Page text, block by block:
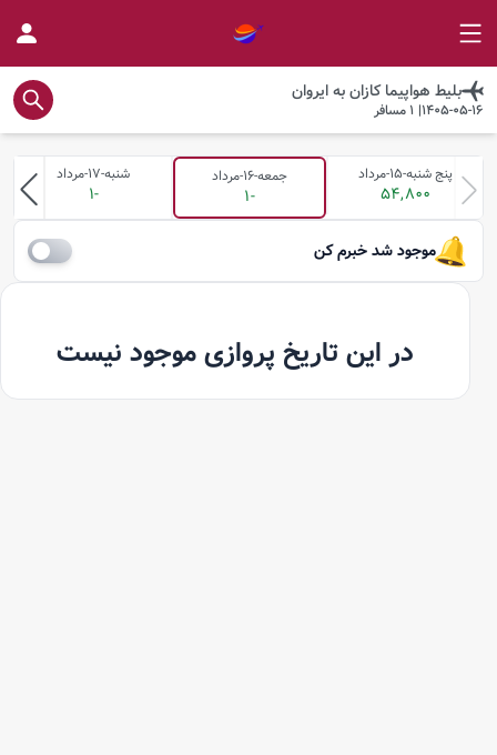
بلیط هواپیما کازانبهایروان
1405-05-16
|
1مسافر
پنج شنبه-15-مرداد
54,800
جمعه-16-مرداد
-1
شنبه-17-مرداد
-1
موجود شد خبرم کن
در این تاریخ پروازی موجود نیست